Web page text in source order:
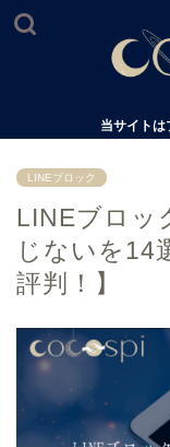
当サイト
LINEブロック
LINEブロッ
じないを14
評判！】